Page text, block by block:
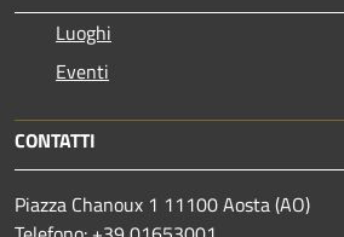
Luoghi
Eventi
CONTATTI
Piazza Chanoux 1 11100 Aosta (AO)